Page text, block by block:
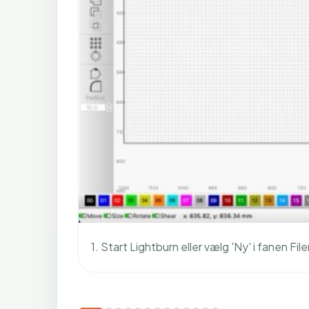
1. Start Lightburn eller vælg 'Ny' i fanen